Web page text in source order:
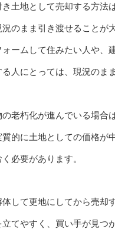
き土地として売却する方法
のまま引き渡せることが
ームして住みたい人や、
人にとっては、現況のま
老朽化が進んでいる場合
的に土地としての価格が
必要があります。
して更地にしてから売却
てやすく、買い手が見つ